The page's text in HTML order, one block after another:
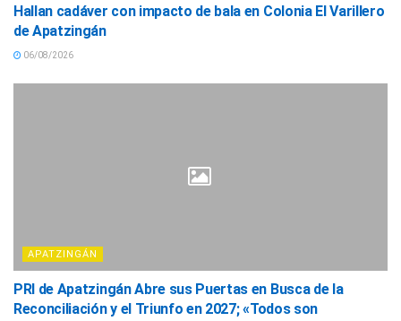
Hallan cadáver con impacto de bala en Colonia El Varillero
de Apatzingán
06/08/2026
APATZINGÁN
PRI de Apatzingán Abre sus Puertas en Busca de la
Reconciliación y el Triunfo en 2027; «Todos son